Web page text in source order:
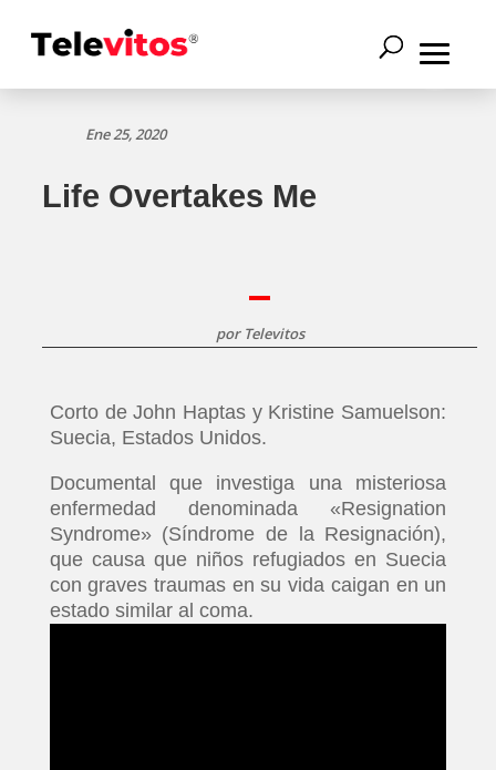
Ene 25, 2020
Life Overtakes Me
por Televitos
Corto de John Haptas y Kristine Samuelson:
Suecia, Estados Unidos.
Documental que investiga una misteriosa
enfermedad denominada «Resignation
Syndrome» (Síndrome de la Resignación),
que causa que niños refugiados en Suecia
con graves traumas en su vida caigan en un
estado similar al coma.